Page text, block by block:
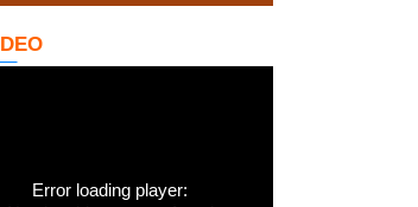
Error loading player: